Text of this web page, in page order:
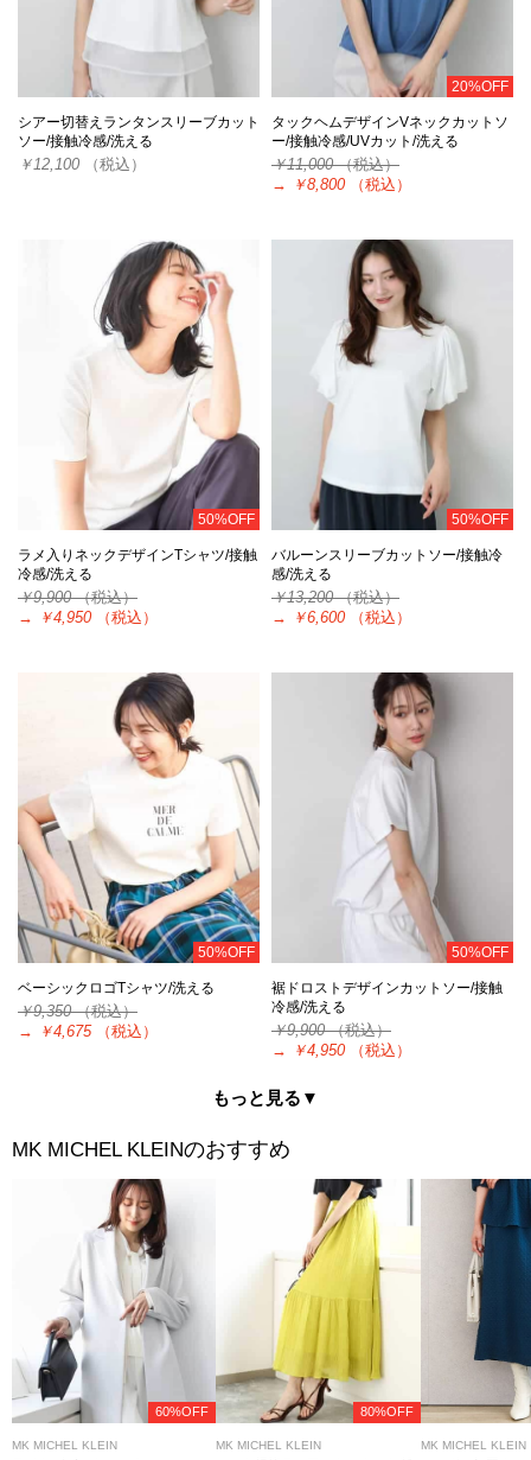
シアー切替えランタンスリーブカット
ソー/接触冷感/洗える
￥12,100 （税込）
20%OFF
タックヘムデザインVネックカットソ
ー/接触冷感/UVカット/洗える
￥11,000（税込）
→
￥8,800 （税込）
50%OFF
ラメ入りネックデザインTシャツ/接触
冷感/洗える
￥9,900（税込）
→
￥4,950 （税込）
50%OFF
バルーンスリーブカットソー/接触冷
感/洗える
￥13,200（税込）
→
￥6,600 （税込）
50%OFF
ベーシックロゴTシャツ/洗える
￥9,350（税込）
→
￥4,675 （税込）
50%OFF
裾ドロストデザインカットソー/接触
冷感/洗える
￥9,900（税込）
→
￥4,950 （税込）
もっと見る▼
MK MICHEL KLEINのおすすめ
60%OFF
MK MICHEL KLEIN
80%OFF
MK MICHEL KLEIN MK MICHEL KLEIN